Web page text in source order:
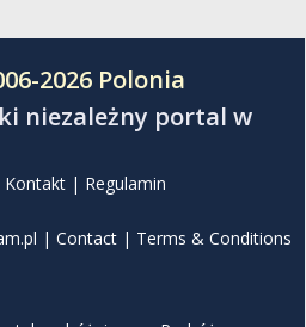
2026 Polonia
niezależny portal w
Kontakt | Regulamin
| Contact | Terms & Conditions